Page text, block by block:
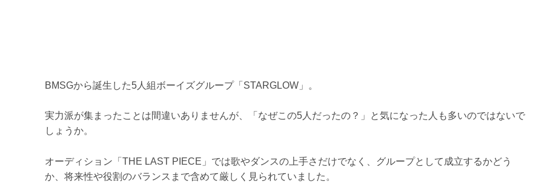
BMSGから誕生した5人組ボーイズグループ「STARGLOW」。
実力派が集まったことは間違いありませんが、「なぜこの5人だったの？」と気になった人も多いのではないで
しょうか。
オーディション「THE LAST PIECE」では歌やダンスの上手さだけでなく、グループとして成立するかどう
か、将来性や役割のバランスまで含めて厳しく見られていました。